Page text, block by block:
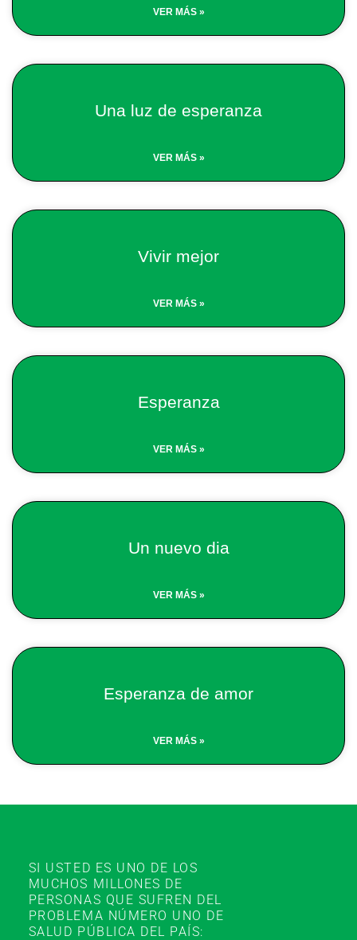
VER MÁS »
Una luz de esperanza
VER MÁS »
Vivir mejor
VER MÁS »
Esperanza
VER MÁS »
Un nuevo dia
VER MÁS »
Esperanza de amor
VER MÁS »
SI USTED ES UNO DE LOS
MUCHOS MILLONES DE
PERSONAS QUE SUFREN DEL
PROBLEMA NÚMERO UNO DE
SALUD PÚBLICA DEL PAÍS: